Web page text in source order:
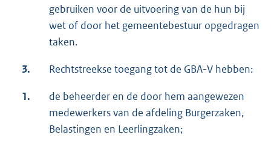
gebruiken voor de uitvoering van de hun bij
wet of door het gemeentebestuur opgedragen
taken.
3. Rechtstreekse toegang tot de GBA-V hebben:
1.
de beheerder en de door hem aangewezen
medewerkers van de afdeling Burgerzaken,
Belastingen en Leerlingzaken;